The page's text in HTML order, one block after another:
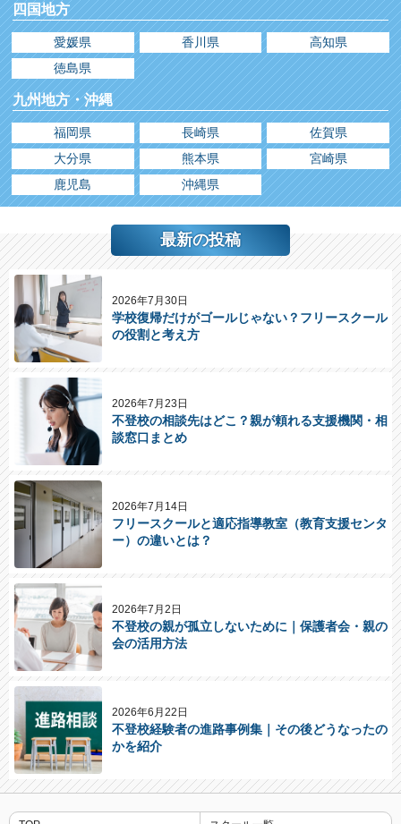
四国地方
愛媛県 香川県
高知県
徳島県
九州地方・沖縄
福岡県 長崎県
佐賀県
大分県
熊本県
宮崎県
鹿児島
沖縄県
最新の投稿
2026年7月30日
学校復帰だけがゴールじゃない？フリースクール
の役割と考え方
2026年7月23日
不登校の相談先はどこ？親が頼れる支援機関・相
談窓口まとめ
2026年7月14日
フリースクールと適応指導教室（教育支援センタ
ー）の違いとは？
2026年7月2日
不登校の親が孤立しないために｜保護者会・親の
会の活用方法
2026年6月22日
不登校経験者の進路事例集｜その後どうなったの
かを紹介